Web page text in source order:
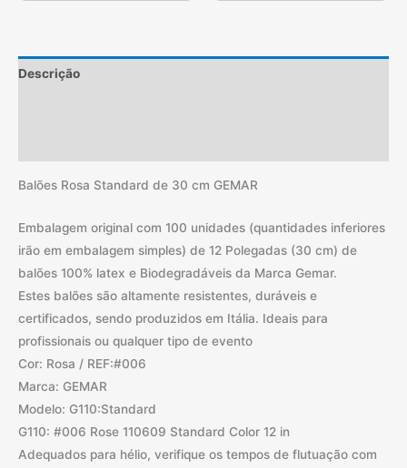
Descrição
Balões Rosa Standard de 30 cm GEMAR
Embalagem original com 100 unidades (quantidades inferiores
irão em embalagem simples) de 12 Polegadas (30 cm) de
balões 100% latex e Biodegradáveis da Marca Gemar.
Estes balões são altamente resistentes, duráveis e
certificados, sendo produzidos em Itália. Ideais para
profissionais ou qualquer tipo de evento
Cor: Rosa / REF:#006
Marca: GEMAR
Modelo: G110:Standard
G110: #006 Rose 110609 Standard Color 12 in
Adequados para hélio, verifique os tempos de flutuação com